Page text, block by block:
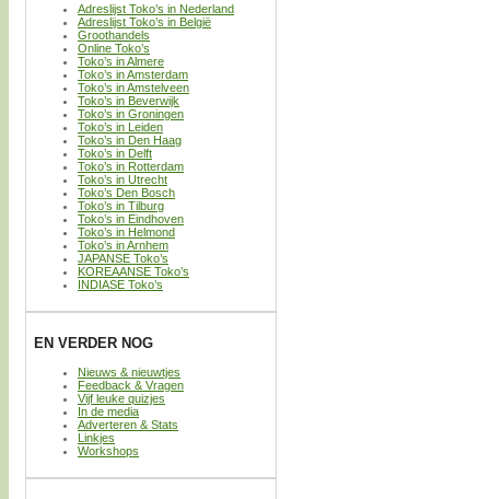
Adreslijst Toko’s in Nederland
Adreslijst Toko’s in België
Groothandels
Online Toko’s
Toko’s in Almere
Toko’s in Amsterdam
Toko’s in Amstelveen
Toko’s in Beverwijk
Toko’s in Groningen
Toko’s in Leiden
Toko’s in Den Haag
Toko’s in Delft
Toko’s in Rotterdam
Toko’s in Utrecht
Toko’s Den Bosch
Toko’s in Tilburg
Toko’s in Eindhoven
Toko’s in Helmond
Toko’s in Arnhem
JAPANSE Toko’s
KOREAANSE Toko’s
INDIASE Toko’s
EN VERDER NOG
Nieuws & nieuwtjes
Feedback & Vragen
Vijf leuke quizjes
In de media
Adverteren & Stats
Linkjes
Workshops